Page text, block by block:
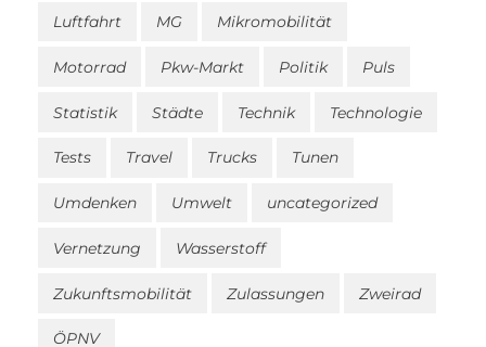
Luftfahrt MG Mikromobilität
Motorrad Pkw-Markt Politik Puls
Statistik Städte Technik Technologie
Tests Travel Trucks Tunen
Umdenken Umwelt uncategorized
Vernetzung Wasserstoff
Zukunftsmobilität Zulassungen Zweirad
ÖPNV